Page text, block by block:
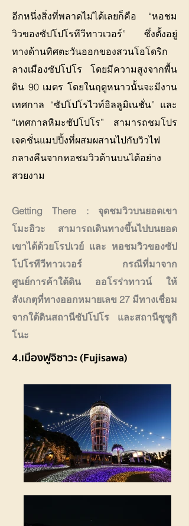
อีกหนึ่งสิ่งที่พลาดไม่ได้เลยก็คือ “หอชม
วิวของซัปโปโรทีวีทาวเวอร์” ซึ่งตั้งอยู่
ทางด้านทิศตะวันออกของสวนโอโดริก
ลางเมืองซัปโปโร โดยมีความสูงจากพื้น
ดิน 90 เมตร โดยในฤดูหนาวนั้นจะมีงาน
เทศกาล “ซัปโปโรไวท์อิลลูมิเนชั่น” และ
“เทศกาลหิมะซัปโปโร” สามารถชมโปร
เจคชั่นแมปปิ้งที่ผสมผสานไปกับวิวไฟ
กลางคืนจากหอชมวิวด้านบนได้อย่าง
สวยงาม
Getting There : จุดชมวิวบนยอดเขา
โมะอิวะ สามารถเดินทางขึ้นไปบนยอด
เขาได้ด้วยโรปเวย์ และ หอชมวิวของซัป
โปโรทีวีทาวเวอร์ กรณีที่มาจาก
ศูนย์การค้าใต้ดิน ออโรร่าทาวน์ ให้
สังเกตุที่ทางออกหมายเลข 27 มีทางเชื่อม
จากใต้ดินสถานีซัปโปโร และสถานีซูซูกิ
โนะ
4.เมืองฟูจิซาวะ (Fujisawa)